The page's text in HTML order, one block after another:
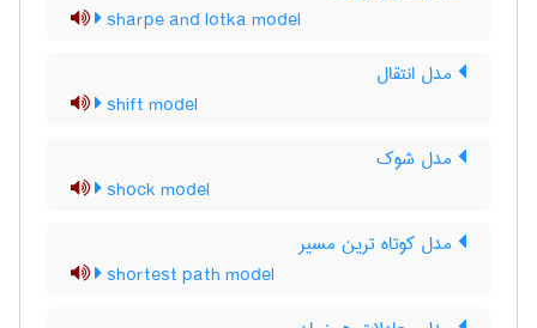
sharpe and lotka model
مدل انتقال
shift model
مدل شوک
shock model
مدل کوتاه ترین مسیر
shortest path model